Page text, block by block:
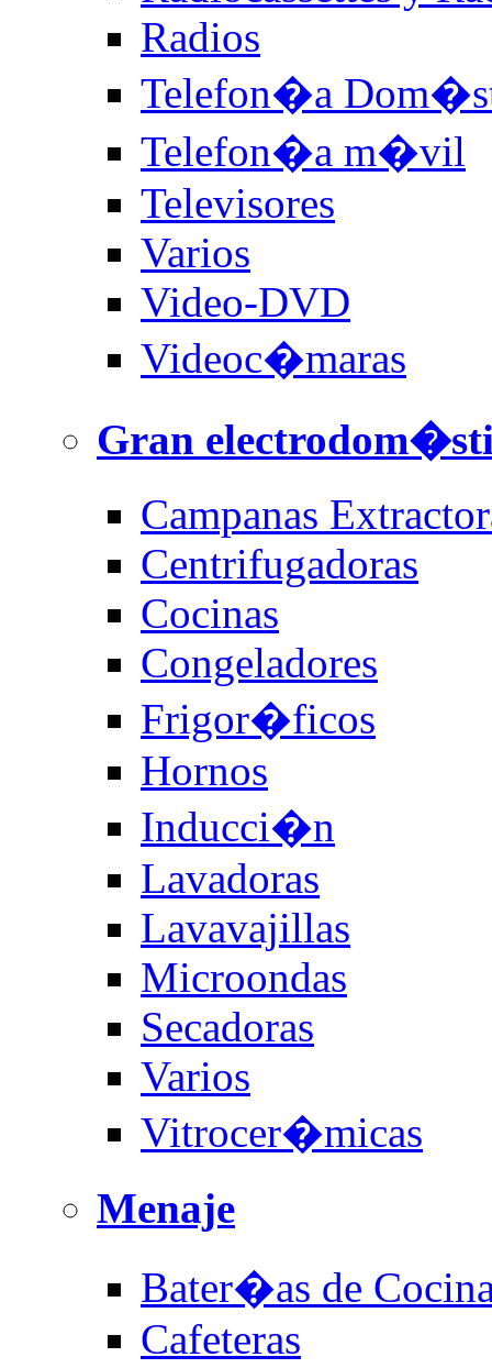
Radios
Telefon�a
Telefon�a m�vil
Televisores
Varios
Video-DVD
Videoc�maras
Gran
Campanas
Centrifugadoras
Cocinas
Congeladores
Frigor�ficos
Hornos
Inducci�n
Lavadoras
Lavavajillas
Microondas
Secadoras
Varios
Vitrocer�micas
Menaje
Bater�as de
Cafeteras